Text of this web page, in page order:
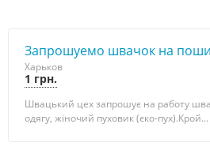
Запрошуемо швачок на
Харьков
1 грн.
Швацький цех запрошує на работу
одягу, жіночий пуховик (єко-пух).Крой...